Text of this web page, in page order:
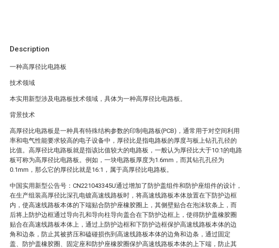
Description
一种高厚径比电路板
技术领域
本实用新型涉及电路板技术领域，具体为一种高厚径比电路板。
背景技术
高厚径比电路板是一种具有特殊结构参数的印制电路板(PCB)，通常用于对空间利用
率和电气性能要求较高的电子设备中，厚径比是指电路板的厚度与板上钻孔孔径的
比值。高厚径比电路板就是指该比值较大的电路板，一般认为厚径比大于10:1的电路
板可称为高厚径比电路板。例如，一块电路板厚度为1.6mm，而其钻孔孔径为
0.1mm，那么它的厚径比就是16:1，属于高厚径比电路板。
中国实用新型公告号：CN221043345U通过增加了防护盖组件和防护座组件的设计，
在生产组装高厚径比深孔电镀高速线路板时，将高速线路板本体放置在下防护边框
内，使高速线路板本体的下端贴合防护座橡胶圈上，其侧壁贴合在泡沫软条上，而
后将上防护边框通过导向孔和导向柱导向盖合在下防护边框上，使得防护盖橡胶圈
贴合在高速线路板本体上，通过上防护边框和下防护边框保护高速线路板本体的边
角和边条，防止其被挤压和磕碰损伤到高速线路板本体的边角和边条，通过固定
盖、防护盖橡胶圈、固定座和防护座橡胶圈保护高速线路板本体的上下端，防止其